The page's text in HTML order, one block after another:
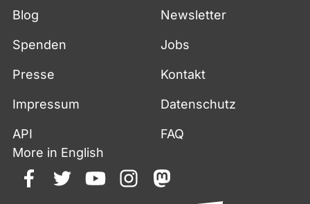
Blog Newsletter
Spenden Jobs
Presse Kontakt
Impressum Datenschutz
API
FAQ
More in English
facebooktwitteryoutubeinstagrammastodon